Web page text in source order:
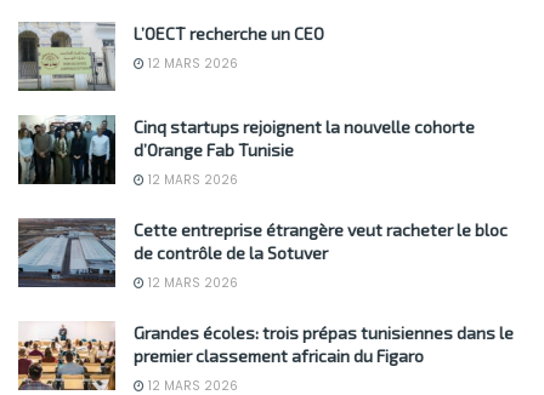
L’OECT recherche un CEO
12 MARS 2026
Cinq startups rejoignent la nouvelle cohorte
d’Orange Fab Tunisie
12 MARS 2026
Cette entreprise étrangère veut racheter le bloc
de contrôle de la Sotuver
12 MARS 2026
Grandes écoles: trois prépas tunisiennes dans le
premier classement africain du Figaro
12 MARS 2026